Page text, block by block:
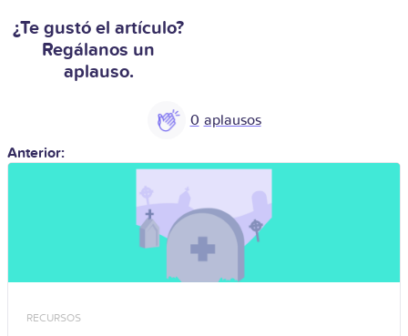
¿Te gustó el artículo?
Regálanos un
aplauso.
0
Anterior:
RECURSOS